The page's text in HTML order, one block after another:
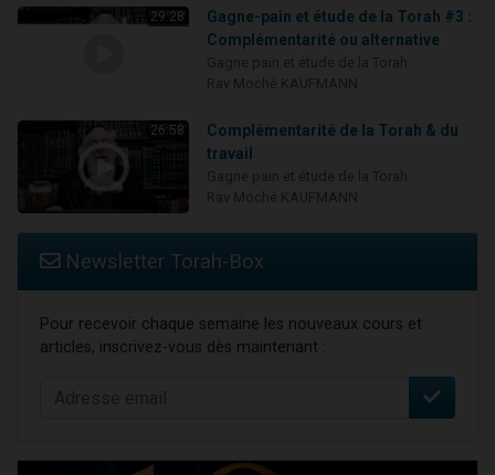
29:28
Gagne-pain et étude de la Torah #3 :
Complémentarité ou alternative
26:58
Complémentarité de la Torah & du
travail
Newsletter Torah-Box
Pour recevoir chaque semaine les nouveaux cours et
articles, inscrivez-vous dès maintenant :